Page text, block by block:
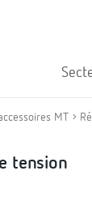
MT
tension